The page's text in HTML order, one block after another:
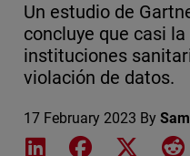
Un estudio de
concluye que casi
instituciones
violación de datos.
17 February 2023 By
Share on LinkedIn
Share onShare